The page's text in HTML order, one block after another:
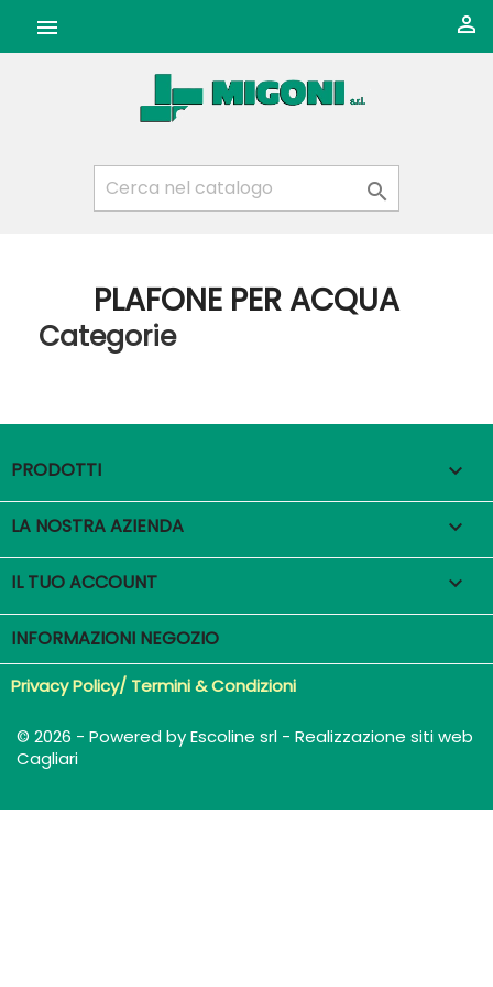
 

PLAFONE PER ACQUA
Categorie
PRODOTTI 
LA NOSTRA AZIENDA 
IL TUO ACCOUNT 
INFORMAZIONI NEGOZIO
Privacy Policy/ Termini & Condizioni
© 2026 - Powered by Escoline srl - Realizzazione siti web
Cagliari